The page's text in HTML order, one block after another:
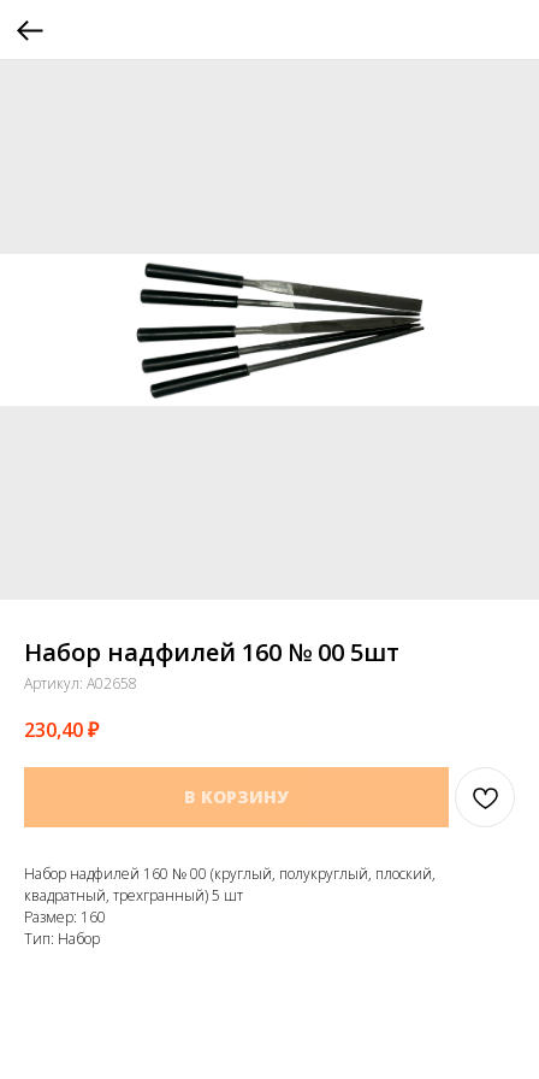
Набор надфилей 160 № 00 5шт
Артикул: A02658
230,40₽
В КОРЗИНУ
Набор надфилей 160 № 00 (круглый, полукруглый, плоский,
квадратный, трехгранный) 5 шт
Размер: 160
Тип: Набор